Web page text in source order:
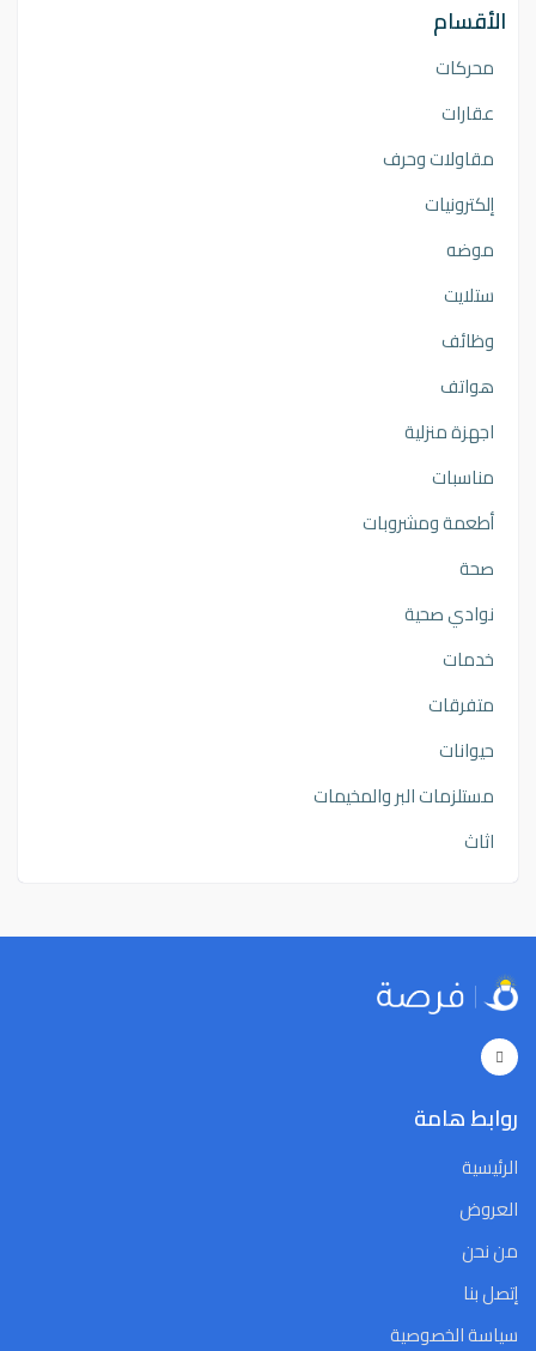
الأقسام
محركات
عقارات
مقاولات وحرف
إلكترونيات
موضه
ستلايت
وظائف
هواتف
اجهزة منزلية
مناسبات
أطعمة ومشروبات
صحة
نوادي صحية
خدمات
متفرقات
حيوانات
مستلزمات البر والمخيمات
اثاث
روابط هامة
الرئيسية
العروض
من نحن
إتصل بنا
سياسة الخصوصية